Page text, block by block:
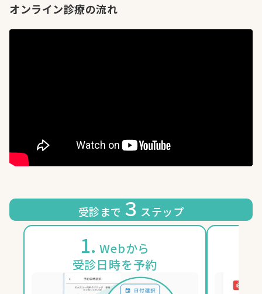
オンライン診療の流れ
受診まで３ステップ
1. Webから
受診日時を予約